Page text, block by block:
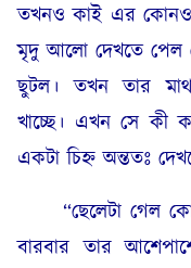
তখনও কাই এর কোনও
মৃদু আলো দেখতে পেল
ছুটল। তখন তার
খাচ্ছে। এখন সে কী
একটা চিহ্ন অন্ততঃ
“ছেলেটা গেল
বারবার তার